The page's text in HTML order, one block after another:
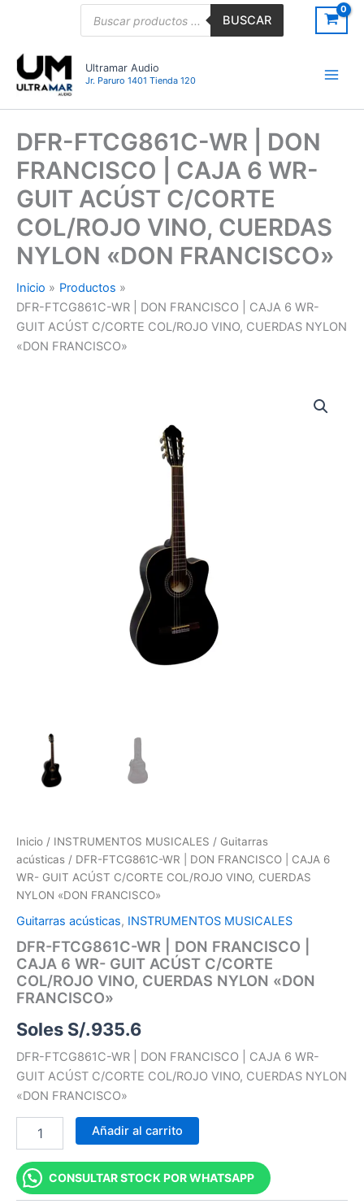
BUSCAR
Ultramar Audio
Jr. Paruro 1401 Tienda 120
DFR-FTCG861C-WR | DON
FRANCISCO | CAJA 6 WR-
GUIT ACÚST C/CORTE
COL/ROJO VINO, CUERDAS
NYLON «DON FRANCISCO»
Inicio
Productos
DFR-FTCG861C-WR | DON FRANCISCO | CAJA 6 WR-
GUIT ACÚST C/CORTE COL/ROJO VINO, CUERDAS NYLON
«DON FRANCISCO»
Inicio / INSTRUMENTOS MUSICALES / Guitarras
acústicas / DFR-FTCG861C-WR | DON FRANCISCO | CAJA 6
WR- GUIT ACÚST C/CORTE COL/ROJO VINO, CUERDAS
NYLON «DON FRANCISCO»
Guitarras acústicas, INSTRUMENTOS MUSICALES
DFR-FTCG861C-WR | DON FRANCISCO |
CAJA 6 WR- GUIT ACÚST C/CORTE
COL/ROJO VINO, CUERDAS NYLON «DON
FRANCISCO»
Soles S/.935.6
DFR-FTCG861C-WR | DON FRANCISCO | CAJA 6 WR-
GUIT ACÚST C/CORTE COL/ROJO VINO, CUERDAS NYLON
«DON FRANCISCO»
Añadir al carrito
CONSULTAR STOCK POR WHATSAPP